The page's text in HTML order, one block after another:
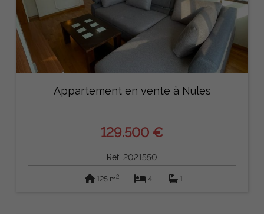
Appartement en vente à Nules
129.500 €
Ref: 2021550
125 m2 4 1